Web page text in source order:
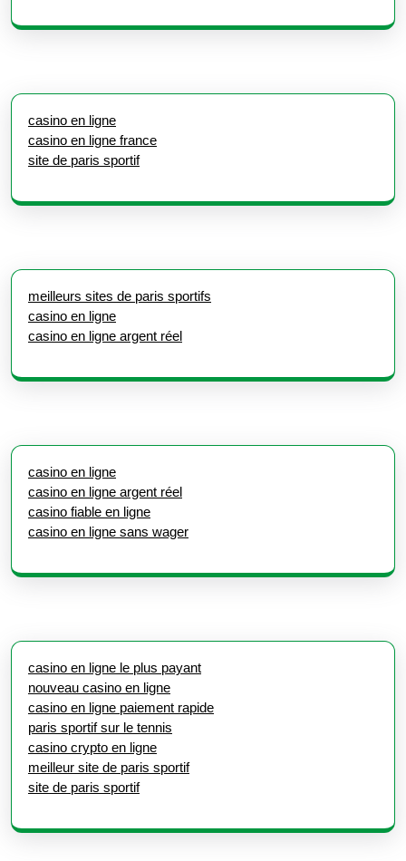
casino en ligne
casino en ligne france
site de paris sportif
meilleurs sites de paris sportifs
casino en ligne
casino en ligne argent réel
casino en ligne
casino en ligne argent réel
casino fiable en ligne
casino en ligne sans wager
casino en ligne le plus payant
nouveau casino en ligne
casino en ligne paiement rapide
paris sportif sur le tennis
casino crypto en ligne
meilleur site de paris sportif
site de paris sportif